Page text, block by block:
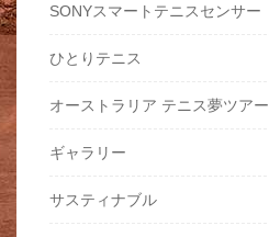
SONYスマートテニスセンサー
ひとりテニス
オーストラリア テニス夢ツアー
ギャラリー
サスティナブル